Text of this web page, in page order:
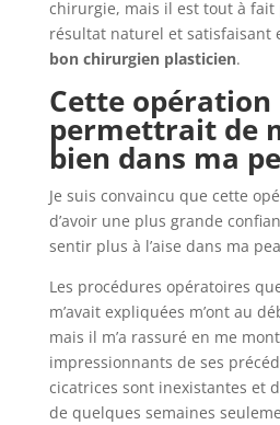
chirurgie, mais il est tout à fait
résultat naturel et satisfaisant
bon chirurgien plasticien.
Cette opération
permettrait de
bien dans ma
Je suis convaincu que cette
d’avoir une plus grande
sentir plus à l’aise dans ma
Les procédures opératoires
m’avait expliquées m’ont au
mais il m’a rassuré en me
impressionnants de ses
cicatrices sont inexistantes et
de quelques semaines